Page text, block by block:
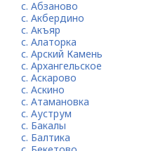
с. Абзаново
с. Акбердино
с. Акъяр
с. Алаторка
с. Арский Камень
с. Архангельское
с. Аскарово
с. Аскино
с. Атамановка
с. Ауструм
с. Бакалы
с. Балтика